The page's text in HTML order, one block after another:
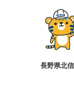
長野県北